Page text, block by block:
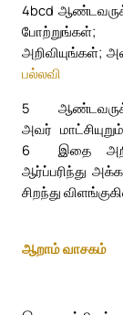
4bcd
போற்றுங்கள்;
அறிவியுங்கள்;
பல்லவி
5
அவர்
இதை
6
ஆர்ப்பரிந்து
சிறந்து
ஆறாம் வாசகம்